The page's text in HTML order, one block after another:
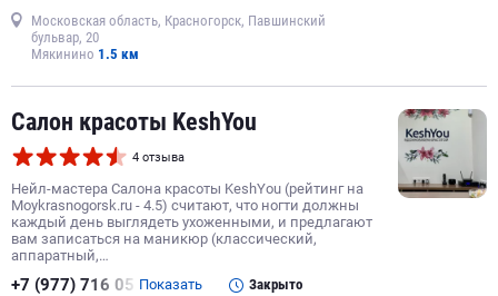
Московская область, Красногорск, Павшинский
бульвар, 20
Мякинино 1.5 км
Салон красоты KeshYou
4 отзыва
Нейл-мастера Салона красоты KeshYou (рейтинг на
Moykrasnogorsk.ru - 4.5) считают, что ногти должны
каждый день выглядеть ухоженными, и предлагают
вам записаться на маникюр (классический,
аппаратный,…
+7 (977) 716 05 Показать Закрыто